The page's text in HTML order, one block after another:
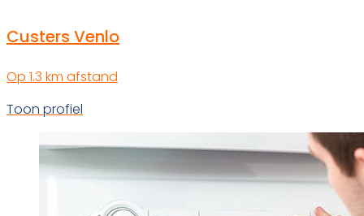
Custers Venlo
Op 1.3 km afstand
Toon profiel